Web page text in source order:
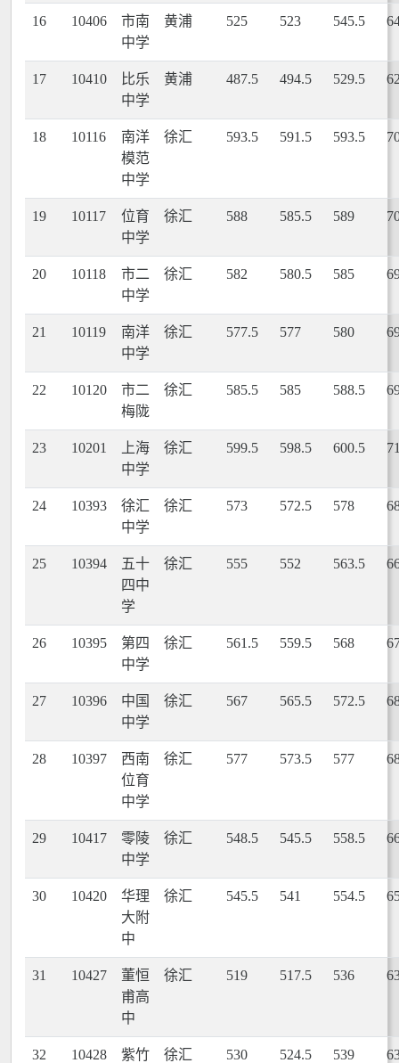
16 10406
市南
中学
黄浦 525 523 545.5
17 10410
比乐
中学
黄浦 487.5 494.5 529.5
18 10116
南洋
模范
中学
徐汇 593.5 591.5 593.5
19 10117
位育
中学
徐汇 588 585.5 589
20 10118
市二
中学
徐汇 582 580.5 585
21 10119
南洋
中学
徐汇 577.5 577 580
22 10120
市二
梅陇
徐汇 585.5 585 588.5
23 10201
上海
中学
徐汇 599.5 598.5 600.5
24 10393
徐汇
中学
徐汇 573 572.5 578
25 10394
五十
四中
学
徐汇 555 552 563.5
26 10395
第四
中学
徐汇 561.5 559.5 568
27 10396
中国
中学
徐汇 567 565.5 572.5
28 10397
西南
位育
中学
徐汇 577 573.5 577
29 10417
零陵
中学
徐汇 548.5 545.5 558.5
30 10420
华理
大附
中
徐汇 545.5 541 554.5
31 10427
董恒
甫高
中
徐汇 519 517.5 536
32 10428
紫竹
徐汇 530 524.5 539